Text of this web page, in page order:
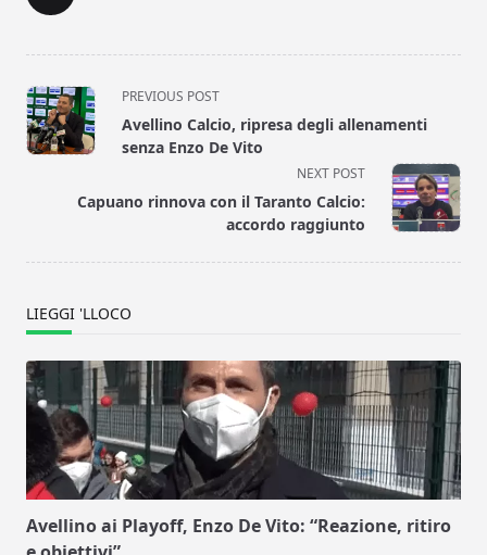
<span
class="nav-
subtitle
reader-
PREVIOUS POST
Avellino Calcio, ripresa degli allenamenti
senza Enzo De Vito
NEXT POST
Capuano rinnova con il Taranto Calcio:
accordo raggiunto
LIEGGI 'LLOCO
Avellino ai Playoff, Enzo De Vito: “Reazione, ritiro